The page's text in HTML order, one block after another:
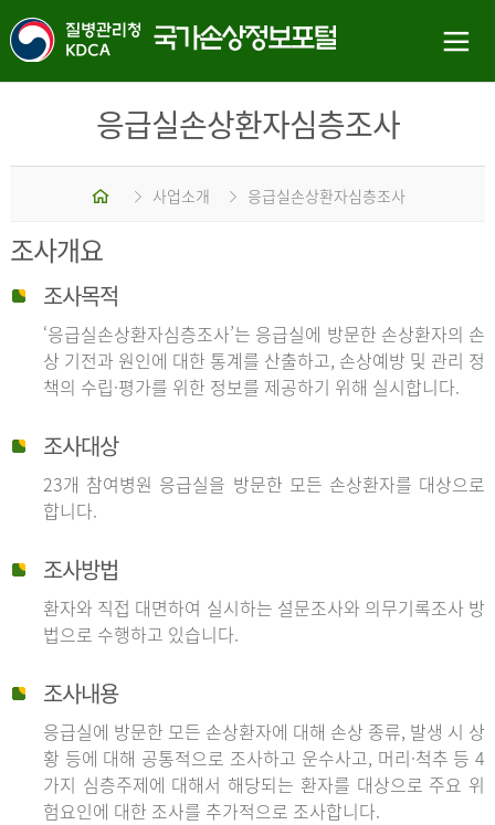
응급실손상환자심층조사
홈 사업소개 응급실손상환자심층조사
조사개요
조사목적
‘응급실손상환자심층조사’는 응급실에 방문한 손상환자의 손
상 기전과 원인에 대한 통계를 산출하고, 손상예방 및 관리 정
책의 수립·평가를 위한 정보를 제공하기 위해 실시합니다.
조사대상
23개 참여병원 응급실을 방문한 모든 손상환자를 대상으로
합니다.
조사방법
환자와 직접 대면하여 실시하는 설문조사와 의무기록조사 방
법으로 수행하고 있습니다.
조사내용
응급실에 방문한 모든 손상환자에 대해 손상 종류, 발생 시 상
황 등에 대해 공통적으로 조사하고 운수사고, 머리·척추 등 4
가지 심층주제에 대해서 해당되는 환자를 대상으로 주요 위
험요인에 대한 조사를 추가적으로 조사합니다.